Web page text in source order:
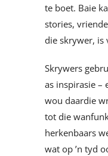
te boet. Baie
stories,
die skrywer, is
Skrywers
as inspirasie –
wou daardie
tot die
herkenbaars
wat op ’n tyd